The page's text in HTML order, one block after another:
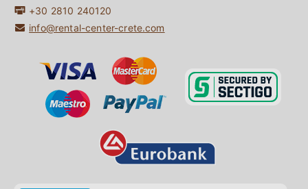
+30 2810 240120
info@rental-center-crete.com